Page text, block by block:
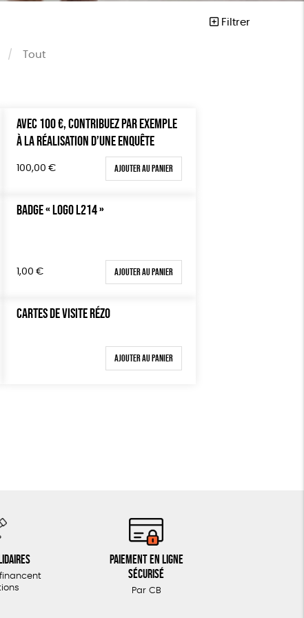
Filtrer
Tout
AVEC 100 €, CONTRIBUEZ PAR EXEMPLE
À LA RÉALISATION D’UNE ENQUÊTE
100,00 € Ajouter au panier
BADGE « LOGO L214 »
1,00 € Ajouter au panier
CARTES DE VISITE RÉZO
Ajouter au panier
Paiement en ligne
sécurisé
Par CB